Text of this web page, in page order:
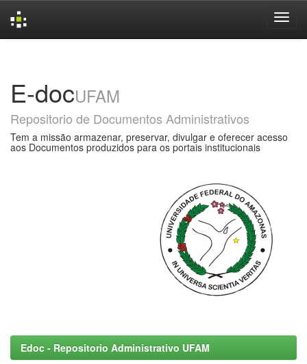
E-docUFAM
Repositorio de Documentos Administrativos
Tem a missão armazenar, preservar, divulgar e oferecer acesso
aos Documentos produzidos para os portais institucionais
Edoc - Repositorio Administrativo UFAM